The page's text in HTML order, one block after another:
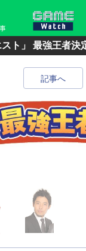
スト」 最強王者決
記事へ